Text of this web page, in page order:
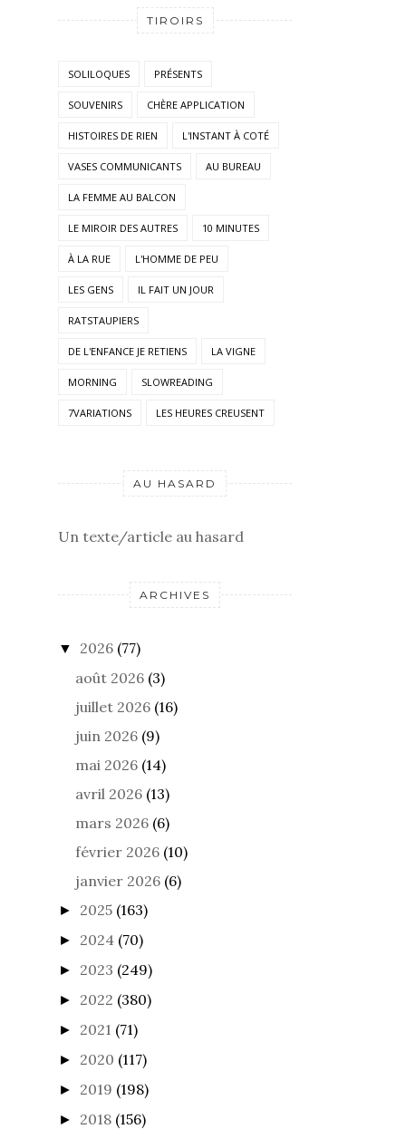
TIROIRS
SOLILOQUES PRÉSENTS
SOUVENIRS CHÈRE APPLICATION
HISTOIRES DE RIEN L'INSTANT À COTÉ
VASES COMMUNICANTS AU BUREAU
LA FEMME AU BALCON
LE MIROIR DES AUTRES 10 MINUTES
À LA RUE L'HOMME DE PEU
LES GENS IL FAIT UN JOUR
RATSTAUPIERS
DE L'ENFANCE JE RETIENS LA VIGNE
MORNING SLOWREADING
7VARIATIONS LES HEURES CREUSENT
AU HASARD
Un texte/article au hasard
ARCHIVES
▼ 2026 (77)
août 2026 (3)
juillet 2026 (16)
juin 2026 (9)
mai 2026 (14)
avril 2026 (13)
mars 2026 (6)
février 2026 (10)
janvier 2026 (6)
► 2025 (163)
► 2024 (70)
► 2023 (249)
► 2022 (380)
► 2021 (71)
► 2020 (117)
► 2019 (198)
► 2018 (156)